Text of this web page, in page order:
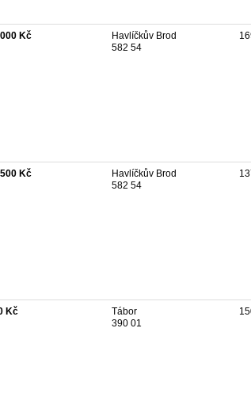
Kč
Havlíčkův Brod
582 54
Kč
Havlíčkův Brod
582 54
Kč
Tábor
390 01